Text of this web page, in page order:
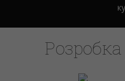
Розробка